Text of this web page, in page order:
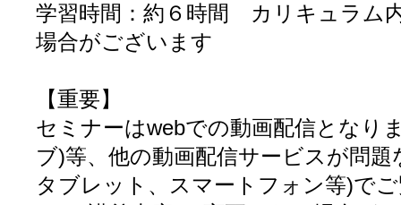
学習時間：約６時間 カリキュラム
場合がございます
【重要】
セミナーはwebでの動画配信となり
ブ)等、他の動画配信サービスが問
タブレット、スマートフォン等)で